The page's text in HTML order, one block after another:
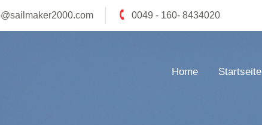
0049 - 160- 8434020
Home Startseite